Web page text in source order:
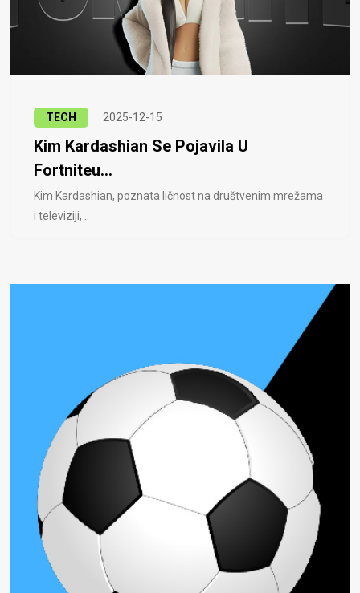
TECH 2025-12-15
Kim Kardashian Se Pojavila U
Fortniteu...
Kim Kardashian, poznata ličnost na društvenim mrežama
i televiziji, ..